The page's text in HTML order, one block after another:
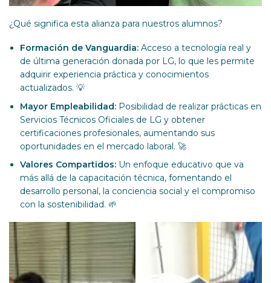
¿Qué significa esta alianza para nuestros alumnos?
Formación de Vanguardia: Acceso a tecnología real y
de última generación donada por LG, lo que les permite
adquirir experiencia práctica y conocimientos
actualizados. 💡
Mayor Empleabilidad: Posibilidad de realizar prácticas en
Servicios Técnicos Oficiales de LG y obtener
certificaciones profesionales, aumentando sus
oportunidades en el mercado laboral. 🚀
Valores Compartidos: Un enfoque educativo que va
más allá de la capacitación técnica, fomentando el
desarrollo personal, la conciencia social y el compromiso
con la sostenibilidad. 🌱